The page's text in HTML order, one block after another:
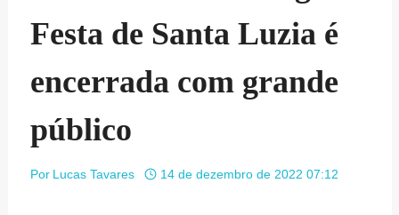
Festa de Santa Luzia é
encerrada com grande
público
Por Lucas Tavares 14 de dezembro de 2022 07:12